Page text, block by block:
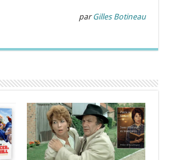
parGilles Botineau